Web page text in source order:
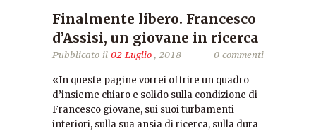
Finalmente libero. Francesco
d’Assisi, un giovane in ricerca
Pubblicato il 02 Luglio, 2018 0 commenti
«In queste pagine vorrei offrire un quadro
d’insieme chiaro e solido sulla condizione di
Francesco giovane, sui suoi turbamenti
interiori, sulla sua ansia di ricerca, sulla dura